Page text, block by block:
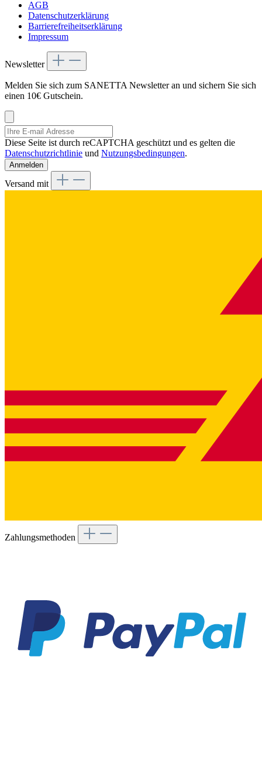
AGB
Datenschutzerklärung
Barrierefreiheitserklärung
Impressum
Newsletter
Melden Sie sich zum SANETTA Newsletter an und sichern Sie sich
einen 10€ Gutschein.
Diese Seite ist durch reCAPTCHA geschützt und es gelten die
Datenschutzrichtlinie und Nutzungsbedingungen.
Anmelden
Versand mit
Zahlungsmethoden